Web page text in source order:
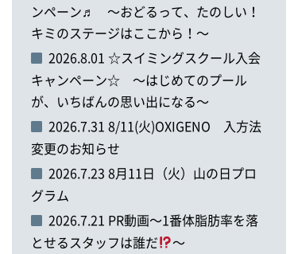
ンペーン♬ ～おどるって、たのしい！
キミのステージはここから！～
2026.8.01 ☆スイミングスクール入会
キャンペーン☆ ～はじめてのプール
が、いちばんの思い出になる～
2026.7.31 8/11(火)OXIGENO 入方法
変更のお知らせ
2026.7.23 8月11日（火）山の日プロ
グラム
2026.7.21 PR動画～1番体脂肪率を落
とせるスタッフは誰だ
～